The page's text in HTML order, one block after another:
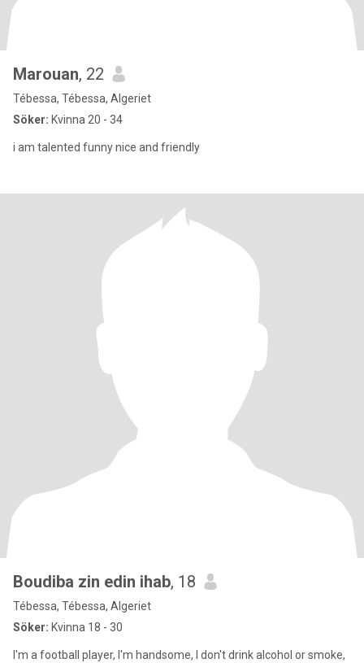
Marouan, 22
Tébessa, Tébessa, Algeriet
Söker: Kvinna 20 - 34
i am talented funny nice and friendly
Boudiba zin edin ihab, 18
Tébessa, Tébessa, Algeriet
Söker: Kvinna 18 - 30
I'm a football player, I'm handsome, I don't drink alcohol or smoke,